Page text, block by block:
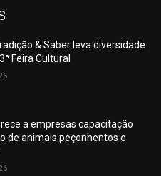
& Saber leva diversidade
Feira Cultural
a empresas capacitação
de animais peçonhentos e